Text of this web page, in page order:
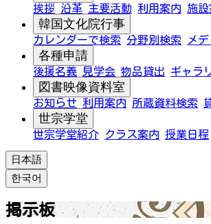
挨拶 沿革 主要活動 利用案内 施設
韓国文化院行事
カレンダーで検索 分野別検索 メ
各種申請
後援名義 見学会 物品貸出 ギャラ
図書映像資料室
お知らせ 利用案内 所蔵資料検索
世宗学堂
世宗学堂紹介 クラス案内 授業日程
日本語
한국어
掲示板